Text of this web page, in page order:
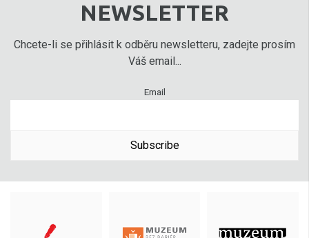
NEWSLETTER
Chcete-li se přihlásit k odběru newsletteru, zadejte prosím
Váš email...
Email
Subscribe